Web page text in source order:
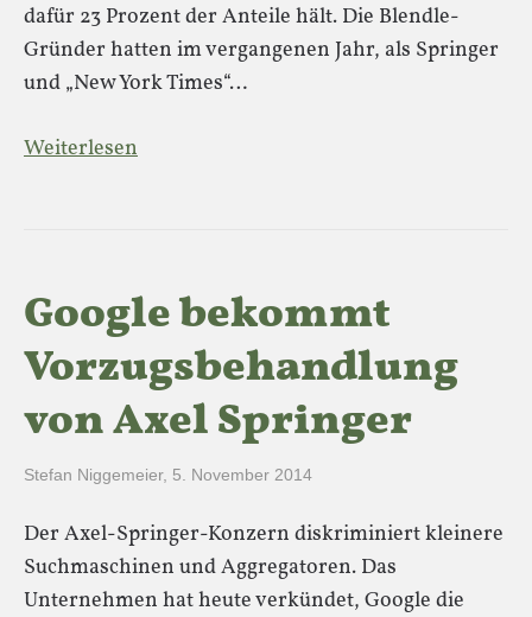
dafür 23 Prozent der Anteile hält. Die Blendle-
Gründer hatten im vergangenen Jahr, als Springer
und „New York Times“…
Weiterlesen
Google bekommt
Vorzugsbehandlung
von Axel Springer
Stefan Niggemeier, 5. November 2014
Der Axel-Springer-Konzern diskriminiert kleinere
Suchmaschinen und Aggregatoren. Das
Unternehmen hat heute verkündet, Google die